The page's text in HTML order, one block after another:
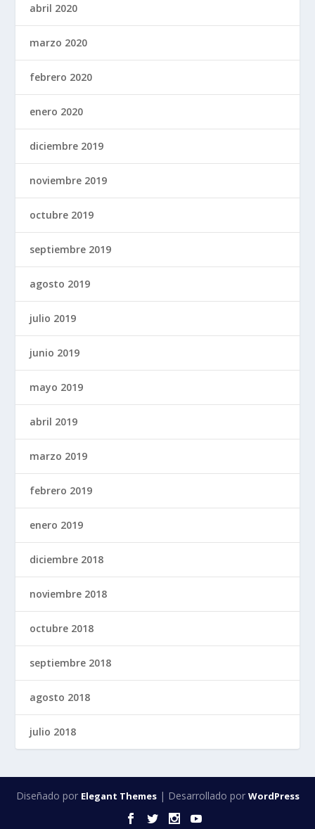
abril 2020
marzo 2020
febrero 2020
enero 2020
diciembre 2019
noviembre 2019
octubre 2019
septiembre 2019
agosto 2019
julio 2019
junio 2019
mayo 2019
abril 2019
marzo 2019
febrero 2019
enero 2019
diciembre 2018
noviembre 2018
octubre 2018
septiembre 2018
agosto 2018
julio 2018
Diseñado por Elegant Themes| Desarrollado por WordPress